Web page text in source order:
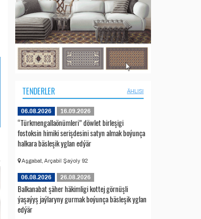
TENDERLER ÄHLISI
06.08.2026 16.09.2026
“Türkmengallaönümleri” döwlet birleşigi
fostoksin himiki serişdesini satyn almak boýunça
halkara bäsleşik yglan edýär
Aşgabat, Arçabil Şaýoly 92
06.08.2026 26.08.2026
Balkanabat şäher häkimligi kottej görnüşli
ýaşaýyş jaýlaryny gurmak boýunça bäsleşik yglan
edýär